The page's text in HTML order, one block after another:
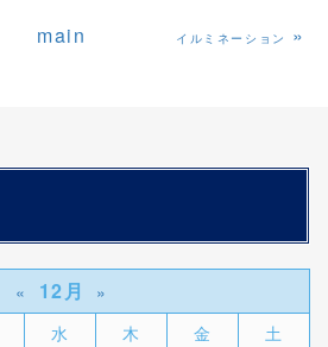
main イルミネーション »
« 12月
»
水 木 金
土